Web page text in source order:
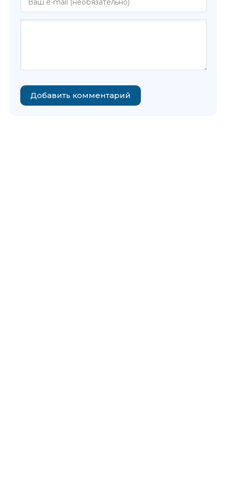
Добавить комментарий